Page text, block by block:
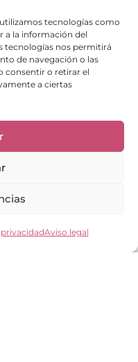
tecnologías como
a la información del
tecnologías nos permitirá
de navegación o las
consentir o retirar el
a ciertas
Aviso legal